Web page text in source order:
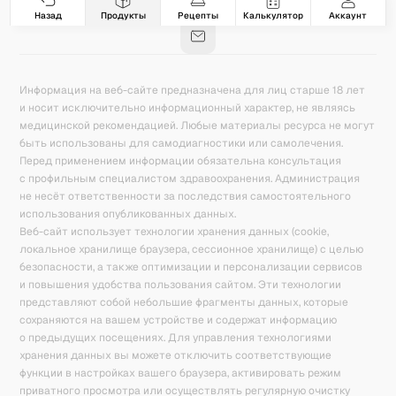
Назад Продукты Рецепты Калькулятор Аккаунт
База знаний Калькулятор калорий
Информация на веб-сайте предназначена для лиц старше 18 лет
и носит исключительно информационный характер, не являясь
медицинской рекомендацией. Любые материалы ресурса не могут
быть использованы для самодиагностики или самолечения.
Перед применением информации обязательна консультация
с профильным специалистом здравоохранения. Администрация
не несёт ответственности за последствия самостоятельного
использования опубликованных данных.
Веб-сайт использует технологии хранения данных (cookie,
локальное хранилище браузера, сессионное хранилище) с целью
безопасности, а также оптимизации и персонализации сервисов
и повышения удобства пользования сайтом. Эти технологии
представляют собой небольшие фрагменты данных, которые
сохраняются на вашем устройстве и содержат информацию
о предыдущих посещениях. Для управления технологиями
хранения данных вы можете отключить соответствующие
функции в настройках вашего браузера, активировать режим
приватного просмотра или осуществлять регулярную очистку